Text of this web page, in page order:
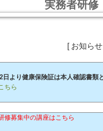
実務者研
[ お知
日より健康保険証は本人確認書類
ちら
修募集中の講座はこちら